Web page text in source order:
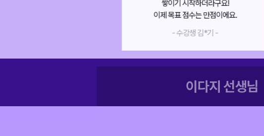
설명해 주시는데
정말 이해가 쏙쏙 되더라고요.
- 수강생 최*은 -
이다지 선생님